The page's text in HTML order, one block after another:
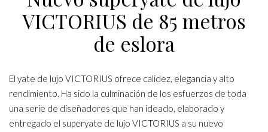
VICTORIUS de 85 metros
de eslora
El yate de lujo VICTORIUS ofrece calidez, elegancia y alto
rendimiento. Ha sido la culminación de los esfuerzos de toda
una serie de diseñadores que han ideado, elaborado y
entregado el superyate de lujo VICTORIUS a su nuevo